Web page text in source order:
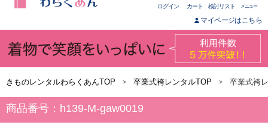
ログイン カート 検討リスト メニュー
マイページはこちら
きものレンタルわらくあんTOP 卒業式袴レンタルTOP 卒業式袴
商品番号：h139-M-gaw0019